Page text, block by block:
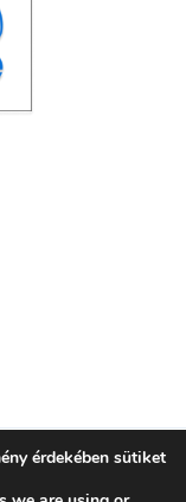
érdekében sütiket